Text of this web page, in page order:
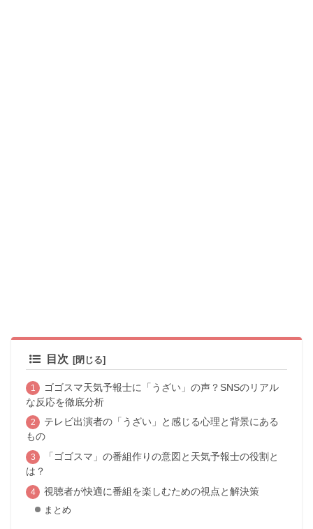
目次
ゴゴスマ天気予報士に「うざい」の声？SNSのリアル
な反応を徹底分析
テレビ出演者の「うざい」と感じる心理と背景にある
もの
「ゴゴスマ」の番組作りの意図と天気予報士の役割と
は？
視聴者が快適に番組を楽しむための視点と解決策
まとめ